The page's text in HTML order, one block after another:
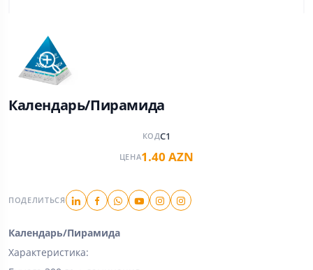
Календарь/Пирамида
КОДC1
ЦЕНА1.40 AZN
ПОДЕЛИТЬСЯ
Календарь/Пирамида
Характеристика: